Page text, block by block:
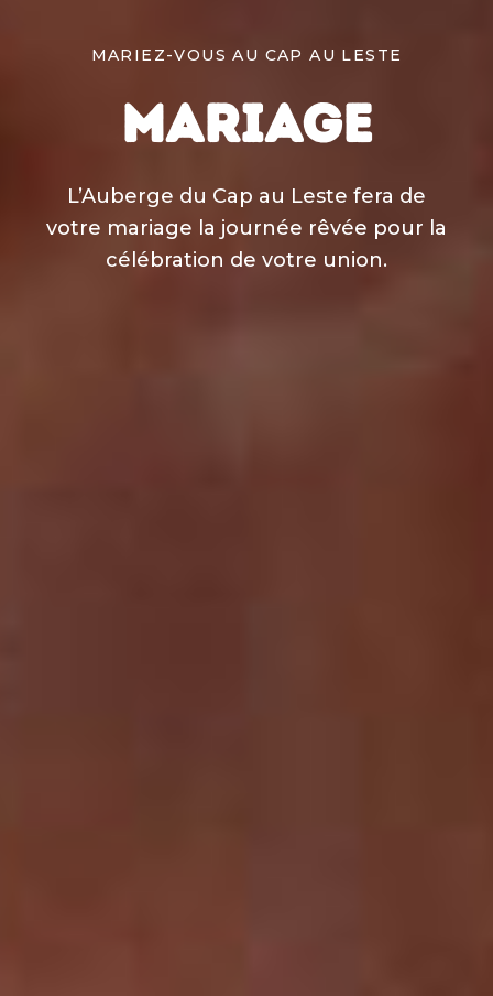
MARIEZ-VOUS AU CAP AU LESTE
MARIAGE
L’Auberge du Cap au Leste fera de
votre mariage la journée rêvée pour la
célébration de votre union.